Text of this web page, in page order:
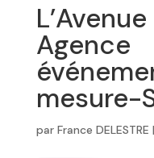
Agence
mesure-
par France DELESTRE |